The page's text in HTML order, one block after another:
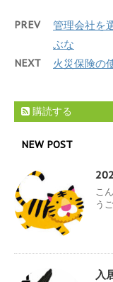
PREV
管理会社を
ぶな
NEXT 火災保険の
購読する
NEW POST
こ
う
入